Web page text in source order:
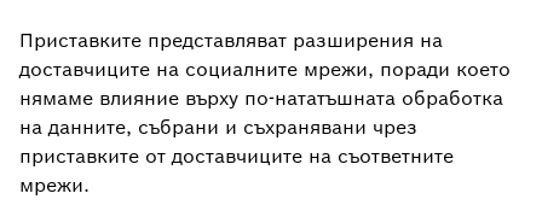
Приставките представляват разширения на
доставчиците на социалните мрежи, поради което
нямаме влияние върху по-нататъшната обработка
на данните, събрани и съхранявани чрез
приставките от доставчиците на съответните
мрежи.